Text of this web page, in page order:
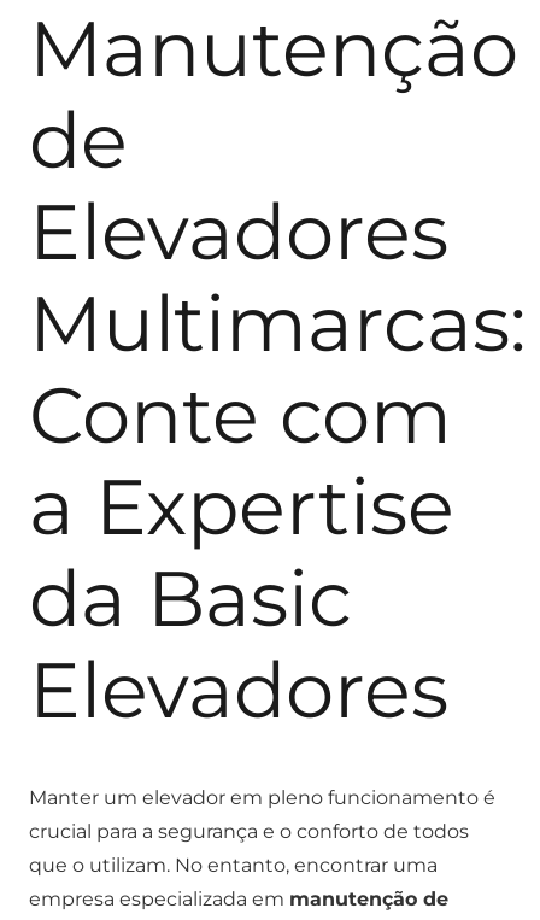
Manutenção
de
Elevadores
Multimarcas:
Conte com
a Expertise
da Basic
Elevadores
Manter um elevador em pleno funcionamento é
crucial para a segurança e o conforto de todos
que o utilizam. No entanto, encontrar uma
empresa especializada em manutenção de